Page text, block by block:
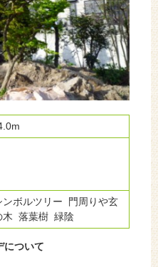
ボルツリー 門周りや玄
木 落葉樹 緑陰
について